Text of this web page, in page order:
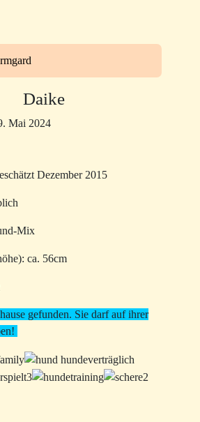
Daike
Mai 2024
Dezember 2015
Mix
ca. 56cm
gefunden. Sie darf auf ihrer